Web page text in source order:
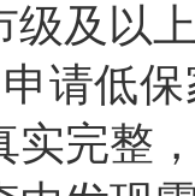
级及以
申请低
实完整